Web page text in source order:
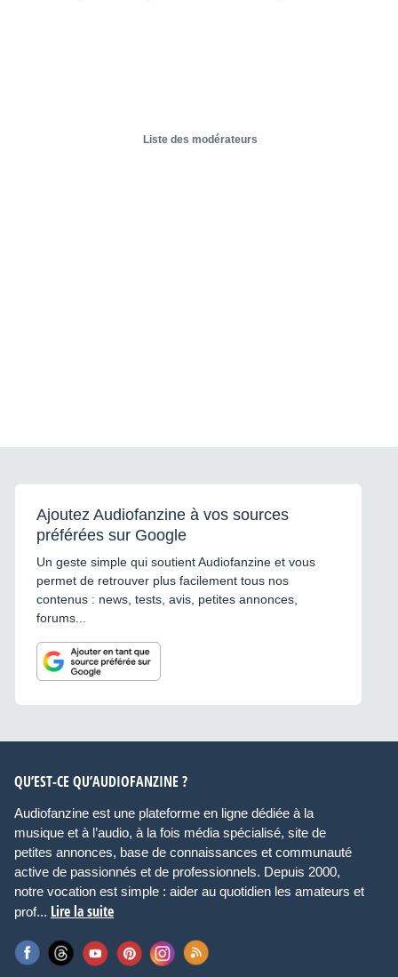
Liste des modérateurs
Ajoutez Audiofanzine à vos sources
préférées sur Google
Un geste simple qui soutient Audiofanzine et vous
permet de retrouver plus facilement tous nos
contenus : news, tests, avis, petites annonces,
forums...
QU’EST-CE QU’AUDIOFANZINE ?
Audiofanzine est une plateforme en ligne dédiée à la
musique et à l’audio, à la fois média spécialisé, site de
petites annonces, base de connaissances et communauté
active de passionnés et de professionnels. Depuis 2000,
notre vocation est simple : aider au quotidien les amateurs et
prof... Lire la suite